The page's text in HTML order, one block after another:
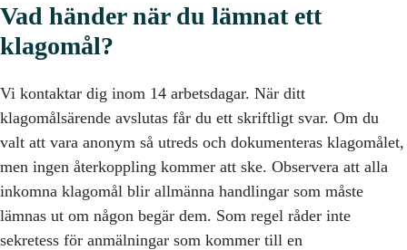
Vad händer när du lämnat ett
klagomål?
Vi kontaktar dig inom 14 arbetsdagar. När ditt
klagomålsärende avslutas får du ett skriftligt svar. Om du
valt att vara anonym så utreds och dokumenteras klagomålet,
men ingen återkoppling kommer att ske. Observera att alla
inkomna klagomål blir allmänna handlingar som måste
lämnas ut om någon begär dem. Som regel råder inte
sekretess för anmälningar som kommer till en